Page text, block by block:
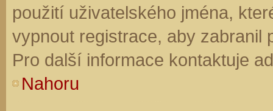
použití uživatelského jména,
vypnout registrace, aby zabranil
Pro další informace kontaktuje
Nahoru